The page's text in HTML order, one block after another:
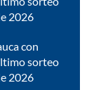
2026
con
sorteo
2026